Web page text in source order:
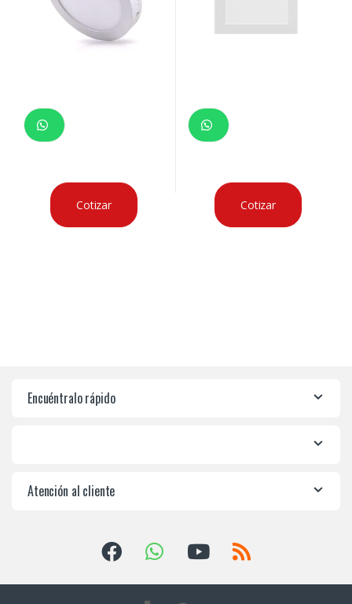
Cotizar Cotizar
Encuéntralo rápido
Atención al cliente